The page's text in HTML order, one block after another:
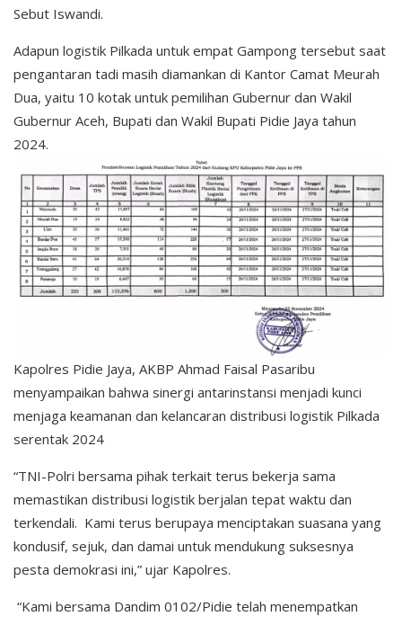
Sebut Iswandi.
Adapun logistik Pilkada untuk empat Gampong tersebut saat
pengantaran tadi masih diamankan di Kantor Camat Meurah
Dua, yaitu 10 kotak untuk pemilihan Gubernur dan Wakil
Gubernur Aceh, Bupati dan Wakil Bupati Pidie Jaya tahun
2024.
Kapolres Pidie Jaya, AKBP Ahmad Faisal Pasaribu
menyampaikan bahwa sinergi antarinstansi menjadi kunci
menjaga keamanan dan kelancaran distribusi logistik Pilkada
serentak 2024
“TNI-Polri bersama pihak terkait terus bekerja sama
memastikan distribusi logistik berjalan tepat waktu dan
terkendali. Kami terus berupaya menciptakan suasana yang
kondusif, sejuk, dan damai untuk mendukung suksesnya
pesta demokrasi ini,” ujar Kapolres.
“Kami bersama Dandim 0102/Pidie telah menempatkan